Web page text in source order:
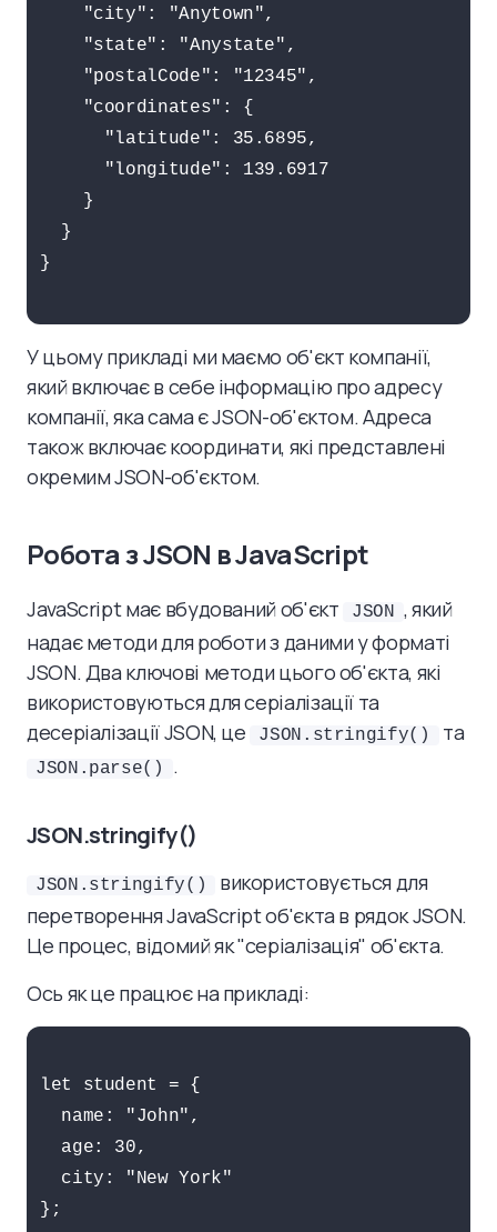
    "city": "Anytown",
    "state": "Anystate",
    "postalCode": "12345",
    "coordinates": {
      "latitude": 35.6895,
      "longitude": 139.6917
    }
  }
}
У цьому прикладі ми маємо об'єкт компанії,
який включає в себе інформацію про адресу
компанії, яка сама є JSON-об'єктом. Адреса
також включає координати, які представлені
окремим JSON-об'єктом.
Робота з JSON в JavaScript
JavaScript має вбудований об'єкт JSON , який
надає методи для роботи з даними у форматі
JSON. Два ключові методи цього об'єкта, які
використовуються для серіалізації та
десеріалізації JSON, це
JSON.stringify() та
JSON.parse() .
JSON.stringify()
JSON.stringify()
використовується для
перетворення JavaScript об'єкта в рядок JSON.
Це процес, відомий як "серіалізація" об'єкта.
Ось як це працює на прикладі:
let student = {
  name: "John",
  age: 30,
  city: "New York"
};